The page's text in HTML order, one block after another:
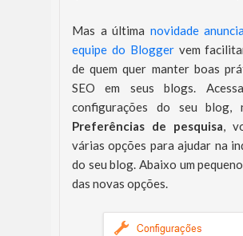
Mas a última novidade
equipe do Bloggervem
de quem quer manter boas
SEO em seus blogs.
configurações do seu blog,
Preferências de pesquisa,
várias opções para ajudar na
do seu blog. Abaixo um
das novas opções.